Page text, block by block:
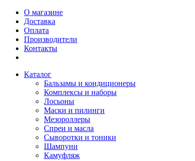
О магазине
Доставка
Оплата
Производители
Контакты
Каталог
Бальзамы и кондиционеры
Комплексы и наборы
Лосьоны
Маски и пилинги
Мезороллеры
Спреи и масла
Сыворотки и тоники
Шампуни
Камуфляж